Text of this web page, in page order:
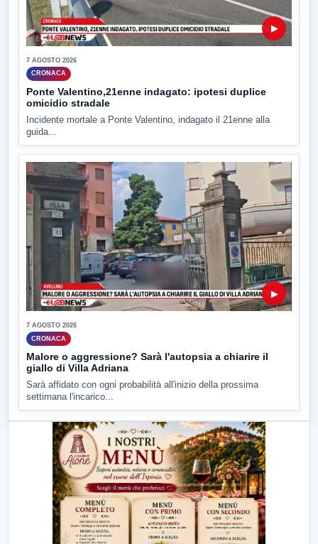
▶
7 AGOSTO 2026
CRONACA
Ponte Valentino,21enne indagato: ipotesi duplice
omicidio stradale
Incidente mortale a Ponte Valentino, indagato il 21enne alla
guida...
▶
7 AGOSTO 2026
CRONACA
Malore o aggressione? Sarà l'autopsia a chiarire il
giallo di Villa Adriana
Sarà affidato con ogni probabilità all'inizio della prossima
settimana l'incarico...